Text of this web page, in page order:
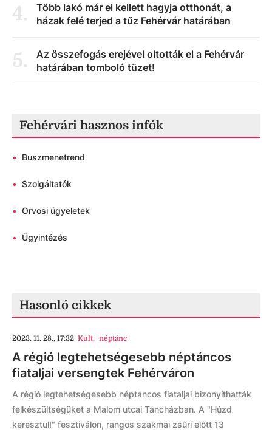
4.
Több lakó már el kellett hagyja otthonát, a
házak felé terjed a tűz Fehérvár határában
5.
Az összefogás erejével oltották el a Fehérvár
határában tomboló tüzet!
Fehérvári hasznos infók
• Buszmenetrend
• Szolgáltatók
• Orvosi ügyeletek
• Ügyintézés
Hasonló cikkek
2023. 11. 28., 17:32 Kult, néptánc
A régió legtehetségesebb néptáncos
fiataljai versengtek Fehérváron
A régió legtehetségesebb néptáncos fiataljai bizonyíthatták
felkészültségüket a Malom utcai Táncházban. A "Húzd
keresztül!" fesztiválon, rangos szakmai zsűri előtt 13